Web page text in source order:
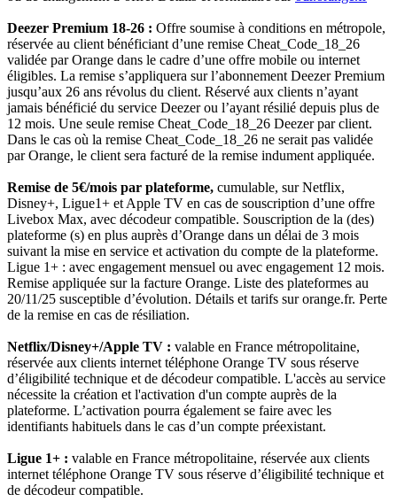
Deezer Premium 18-26 : Offre soumise à conditions en métropole,
réservée au client bénéficiant d’une remise Cheat_Code_18_26
validée par Orange dans le cadre d’une offre mobile ou internet
éligibles. La remise s’appliquera sur l’abonnement Deezer Premium
jusqu’aux 26 ans révolus du client. Réservé aux clients n’ayant
jamais bénéficié du service Deezer ou l’ayant résilié depuis plus de
12 mois. Une seule remise Cheat_Code_18_26 Deezer par client.
Dans le cas où la remise Cheat_Code_18_26 ne serait pas validée
par Orange, le client sera facturé de la remise indument appliquée.
Remise de 5€/mois par plateforme, cumulable, sur Netflix,
Disney+, Ligue1+ et Apple TV en cas de souscription d’une offre
Livebox Max, avec décodeur compatible. Souscription de la (des)
plateforme (s) en plus auprès d’Orange dans un délai de 3 mois
suivant la mise en service et activation du compte de la plateforme.
Ligue 1+ : avec engagement mensuel ou avec engagement 12 mois.
Remise appliquée sur la facture Orange. Liste des plateformes au
20/11/25 susceptible d’évolution. Détails et tarifs sur orange.fr. Perte
de la remise en cas de résiliation.
Netflix/Disney+/Apple TV : valable en France métropolitaine,
réservée aux clients internet téléphone Orange TV sous réserve
d’éligibilité technique et de décodeur compatible. L'accès au service
nécessite la création et l'activation d'un compte auprès de la
plateforme. L’activation pourra également se faire avec les
identifiants habituels dans le cas d’un compte préexistant.
Ligue 1+ : valable en France métropolitaine, réservée aux clients
internet téléphone Orange TV sous réserve d’éligibilité technique et
de décodeur compatible.